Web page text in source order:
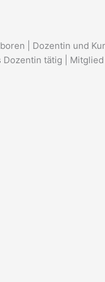
| Dozentin und
tätig |